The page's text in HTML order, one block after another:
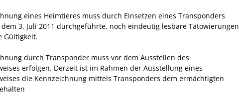
eines Heimtieres muss durch Einsetzen eines Transponders
3. Juli 2011 durchgeführte, noch eindeutig lesbare Tätowierungen
Gültigkeit.
durch Transponder muss vor dem Ausstellen des
erfolgen. Derzeit ist im Rahmen der Ausstellung eines
die Kennzeichnung mittels Transponders dem ermächtigten